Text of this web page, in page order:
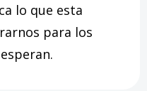
lo que esta
para los